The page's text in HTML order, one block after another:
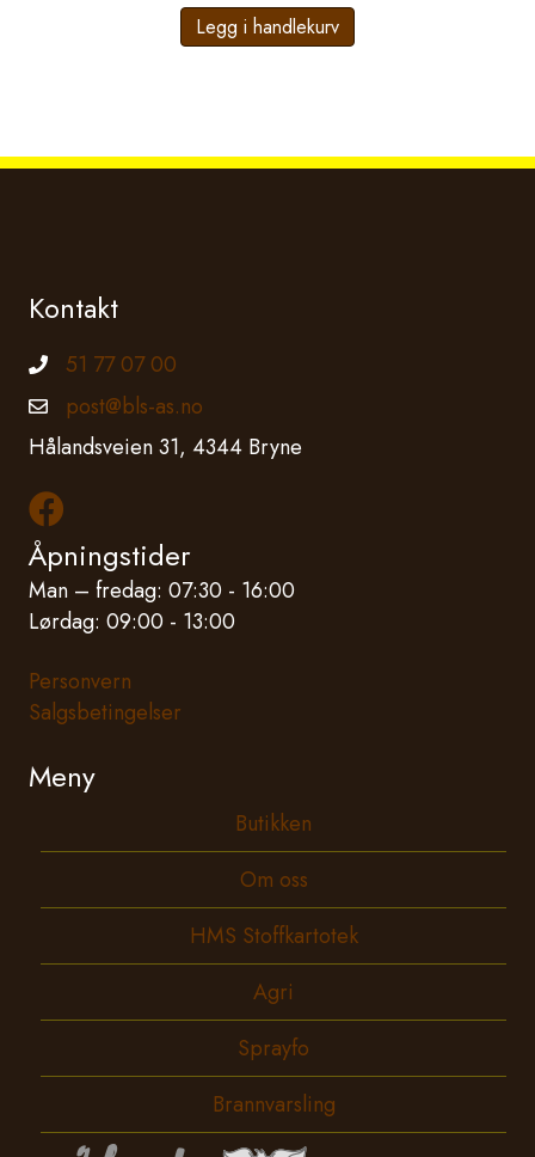
Legg i handlekurv
Kontakt
Telefonnummer
51 77 07 00
Epostadresse
post@bls-as.no
Hålandsveien 31, 4344 Bryne
Les mer om oss på Facebook
Åpningstider
Man – fredag: 07:30 - 16:00
Lørdag: 09:00 - 13:00
Personvern
Salgsbetingelser
Meny
Butikken
Om oss
HMS Stoffkartotek
Agri
Sprayfo
Brannvarsling